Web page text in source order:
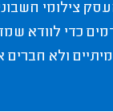
צילומי
כדי לוודא
ולא חברים